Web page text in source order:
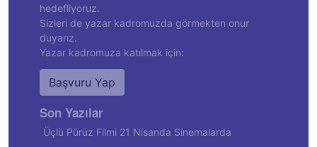
hedefliyoruz.
Sizleri de yazar kadromuzda görmekten onur
duyarız.
Yazar kadromuza katılmak için:
Başvuru Yap
Son Yazılar
Üçlü Pürüz Filmi 21 Nisanda Sinemalarda